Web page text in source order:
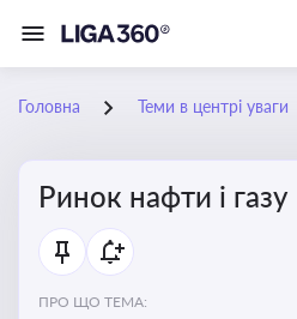
Головна Теми в центрі уваги
Ринок нафти і газу
ПРО ЩО ТЕМА: